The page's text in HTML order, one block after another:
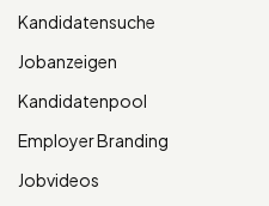
Kandidatensuche
Jobanzeigen
Kandidatenpool
Employer Branding
Jobvideos